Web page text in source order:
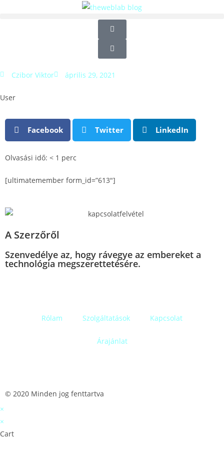
Czibor Viktor április 29, 2021
User
Facebook Twitter LinkedIn
Olvasási idő: < 1 perc
[ultimatemember form_id=”613″]
A Szerzőről
Szenvedélye az, hogy rávegye az embereket a
technológia megszerettetésére.
Rólam Szolgáltatások Kapcsolat
Árajánlat
© 2020 Minden jog fenttartva
×
×
Cart